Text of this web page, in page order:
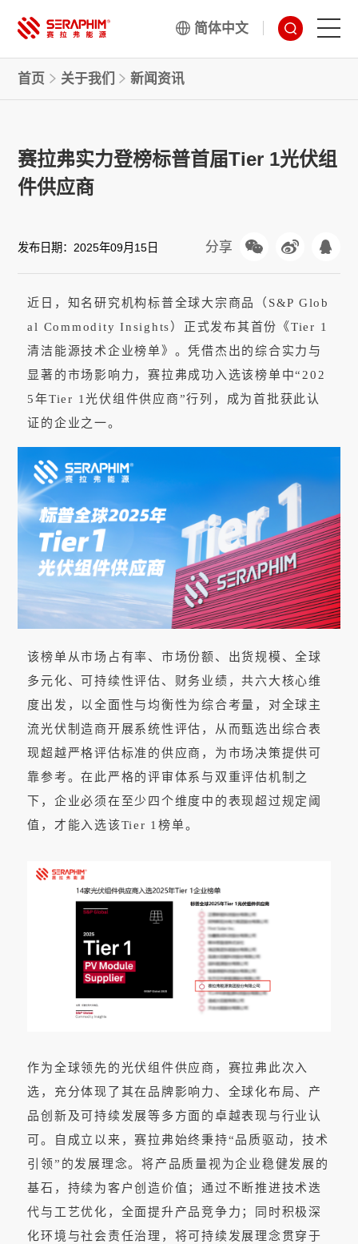
技术
项目
关于我们
简体中文
首页 关于我们 新闻资讯
赛拉弗实力登榜标普首届Tier 1光伏组
件供应商
发布日期： 2025年09月15日 分享
近日，知名研究机构标普全球大宗商品（S&P Glob
al Commodity Insights）正式发布其首份《Tier 1
清洁能源技术企业榜单》。凭借杰出的综合实力与
显著的市场影响力，赛拉弗成功入选该榜单中“202
5年Tier 1光伏组件供应商”行列，成为首批获此认
证的企业之一。
该榜单从市场占有率、市场份额、出货规模、全球
多元化、可持续性评估、财务业绩，共六大核心维
度出发，以全面性与均衡性为综合考量，对全球主
流光伏制造商开展系统性评估，从而甄选出综合表
现超越严格评估标准的供应商，为市场决策提供可
靠参考。在此严格的评审体系与双重评估机制之
下，企业必须在至少四个维度中的表现超过规定阈
值，才能入选该Tier 1榜单。
作为全球领先的光伏组件供应商，赛拉弗此次入
选，充分体现了其在品牌影响力、全球化布局、产
品创新及可持续发展等多方面的卓越表现与行业认
可。自成立以来，赛拉弗始终秉持“品质驱动，技术
引领”的发展理念。将产品质量视为企业稳健发展的
基石，持续为客户创造价值；通过不断推进技术迭
代与工艺优化，全面提升产品竞争力；同时积极深
化环境与社会责任治理，将可持续发展理念贯穿于